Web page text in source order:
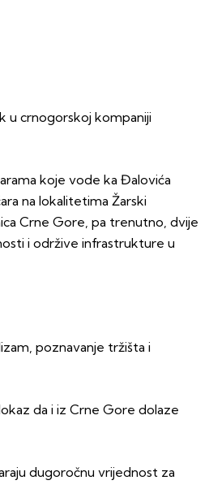
u crnogorskoj kompaniji
koje vode ka Đalovića
na lokalitetima Žarski
Crne Gore, pa trenutno, dvije
i održive infrastrukture u
poznavanje tržišta i
da i iz Crne Gore dolaze
dugoročnu vrijednost za